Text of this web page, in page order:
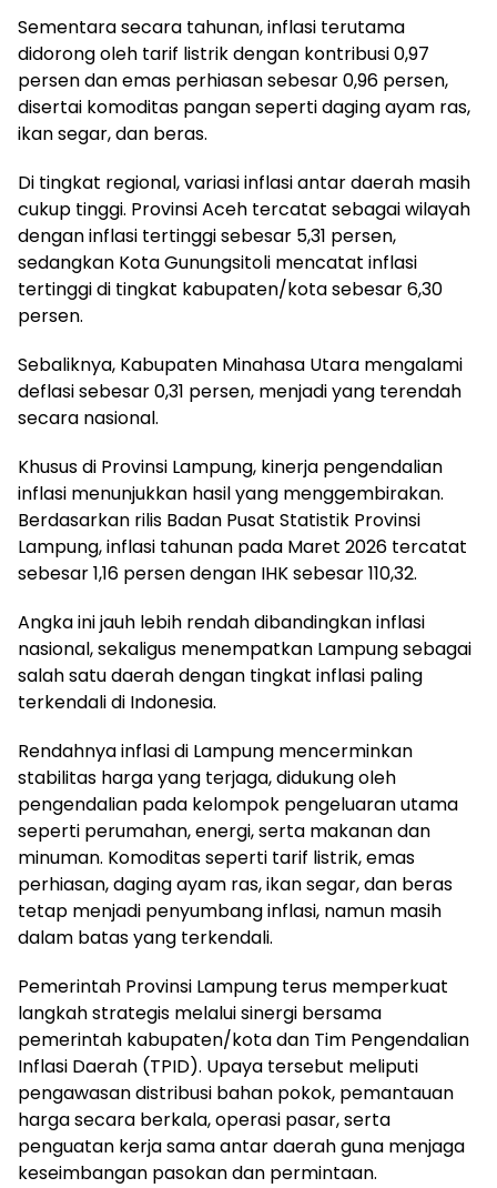
Sementara secara tahunan, inflasi terutama
didorong oleh tarif listrik dengan kontribusi 0,97
persen dan emas perhiasan sebesar 0,96 persen,
disertai komoditas pangan seperti daging ayam ras,
ikan segar, dan beras.
Di tingkat regional, variasi inflasi antar daerah masih
cukup tinggi. Provinsi Aceh tercatat sebagai wilayah
dengan inflasi tertinggi sebesar 5,31 persen,
sedangkan Kota Gunungsitoli mencatat inflasi
tertinggi di tingkat kabupaten/kota sebesar 6,30
persen.
Sebaliknya, Kabupaten Minahasa Utara mengalami
deflasi sebesar 0,31 persen, menjadi yang terendah
secara nasional.
Khusus di Provinsi Lampung, kinerja pengendalian
inflasi menunjukkan hasil yang menggembirakan.
Berdasarkan rilis Badan Pusat Statistik Provinsi
Lampung, inflasi tahunan pada Maret 2026 tercatat
sebesar 1,16 persen dengan IHK sebesar 110,32.
Angka ini jauh lebih rendah dibandingkan inflasi
nasional, sekaligus menempatkan Lampung sebagai
salah satu daerah dengan tingkat inflasi paling
terkendali di Indonesia.
Rendahnya inflasi di Lampung mencerminkan
stabilitas harga yang terjaga, didukung oleh
pengendalian pada kelompok pengeluaran utama
seperti perumahan, energi, serta makanan dan
minuman. Komoditas seperti tarif listrik, emas
perhiasan, daging ayam ras, ikan segar, dan beras
tetap menjadi penyumbang inflasi, namun masih
dalam batas yang terkendali.
Pemerintah Provinsi Lampung terus memperkuat
langkah strategis melalui sinergi bersama
pemerintah kabupaten/kota dan Tim Pengendalian
Inflasi Daerah (TPID). Upaya tersebut meliputi
pengawasan distribusi bahan pokok, pemantauan
harga secara berkala, operasi pasar, serta
penguatan kerja sama antar daerah guna menjaga
keseimbangan pasokan dan permintaan.